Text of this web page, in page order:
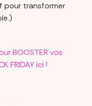
pour transformer
BOOSTER vos
FRIDAY ici !